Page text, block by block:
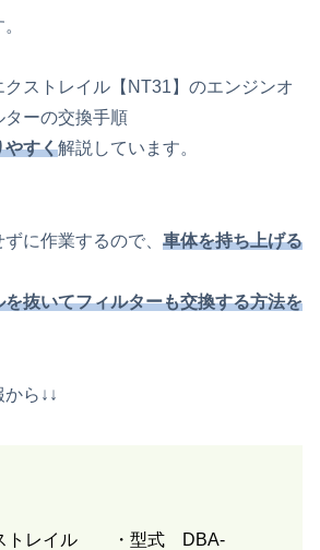
ストレイル【NT31】のエンジンオ
ターの交換手順
やすく解説しています。
に作業するので、 車体を持ち上げる
抜いてフィルターも交換する方法を
ら↓↓
トレイル ・型式 DBA-